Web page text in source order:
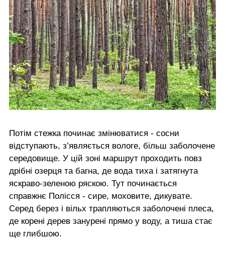
Потім стежка починає змінюватися - сосни
відступають, з’являється вологе, більш заболочене
середовище. У цій зоні маршрут проходить повз
дрібні озерця та багна, де вода тиха і затягнута
яскраво-зеленою ряскою. Тут починається
справжнє Полісся - сире, моховите, дикувате.
Серед берез і вільх трапляються заболочені плеса,
де корені дерев занурені прямо у воду, а тиша стає
ще глибшою.